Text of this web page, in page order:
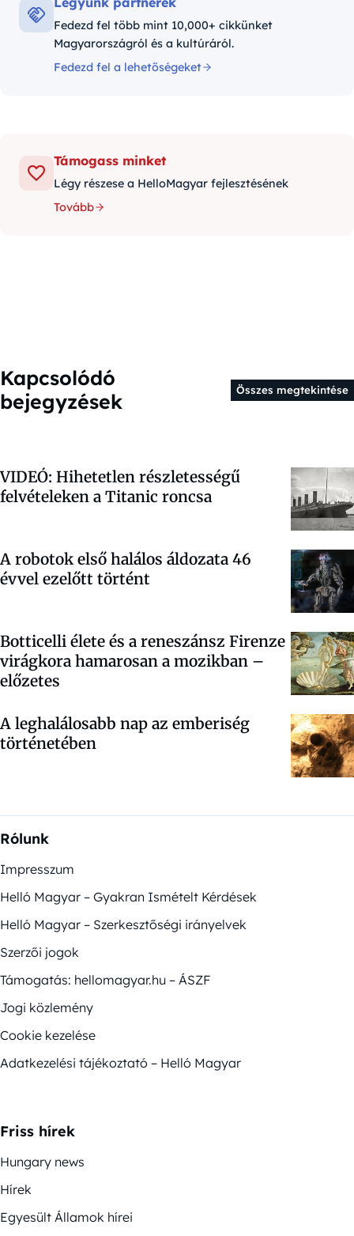
Fedezd fel több mint 10,000+ cikkünket
Magyarországról és a kultúráról.
Fedezd fel a lehetőségeket
Támogass minket
Légy részese a HelloMagyar fejlesztésének
Tovább
Kapcsolódó
bejegyzések
Összes megtekintése
VIDEÓ: Hihetetlen részletességű
felvételeken a Titanic roncsa
A robotok első halálos áldozata 46
évvel ezelőtt történt
Botticelli élete és a reneszánsz Firenze
virágkora hamarosan a mozikban –
előzetes
A leghalálosabb nap az emberiség
történetében
Rólunk
Impresszum
Helló Magyar – Gyakran Ismételt Kérdések
Helló Magyar – Szerkesztőségi irányelvek
Szerzői jogok
Támogatás: hellomagyar.hu – ÁSZF
Jogi közlemény
Cookie kezelése
Adatkezelési tájékoztató – Helló Magyar
Friss hírek
Hungary news
Hírek
Egyesült Államok hírei